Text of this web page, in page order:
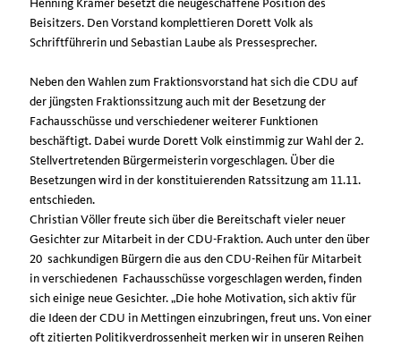
Beisitzers. Den Vorstand komplettieren Dorett Volk als
Schriftführerin und Sebastian Laube als Pressesprecher.
Neben den Wahlen zum Fraktionsvorstand hat sich die CDU auf
der jüngsten Fraktionssitzung auch mit der Besetzung der
Fachausschüsse und verschiedener weiterer Funktionen
beschäftigt. Dabei wurde Dorett Volk einstimmig zur Wahl der 2.
Stellvertretenden Bürgermeisterin vorgeschlagen. Über die
Besetzungen wird in der konstituierenden Ratssitzung am 11.11.
entschieden.
Christian Völler freute sich über die Bereitschaft vieler neuer
Gesichter zur Mitarbeit in der CDU-Fraktion. Auch unter den über
20 sachkundigen Bürgern die aus den CDU-Reihen für Mitarbeit
in verschiedenen Fachausschüsse vorgeschlagen werden, finden
sich einige neue Gesichter. „Die hohe Motivation, sich aktiv für
die Ideen der CDU in Mettingen einzubringen, freut uns. Von einer
oft zitierten Politikverdrossenheit merken wir in unseren Reihen